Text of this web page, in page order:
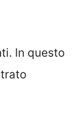
In questo